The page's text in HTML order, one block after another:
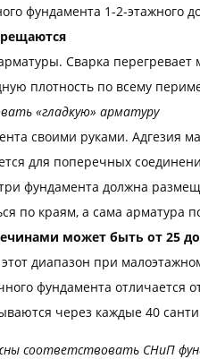
фундамента 1-2-этажного
Сварка
плотность по всему
«гладкую» арматуру
своими руками. Адгезия
для поперечных
фундамента должна
по краям, а сама арматура
может быть от 25
диапазон при
фундамента отличается
через каждые 40
соответствовать СНиП